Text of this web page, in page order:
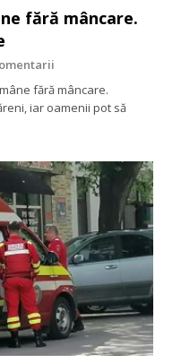
fără mâncare.
fără mâncare.
iar oamenii pot să